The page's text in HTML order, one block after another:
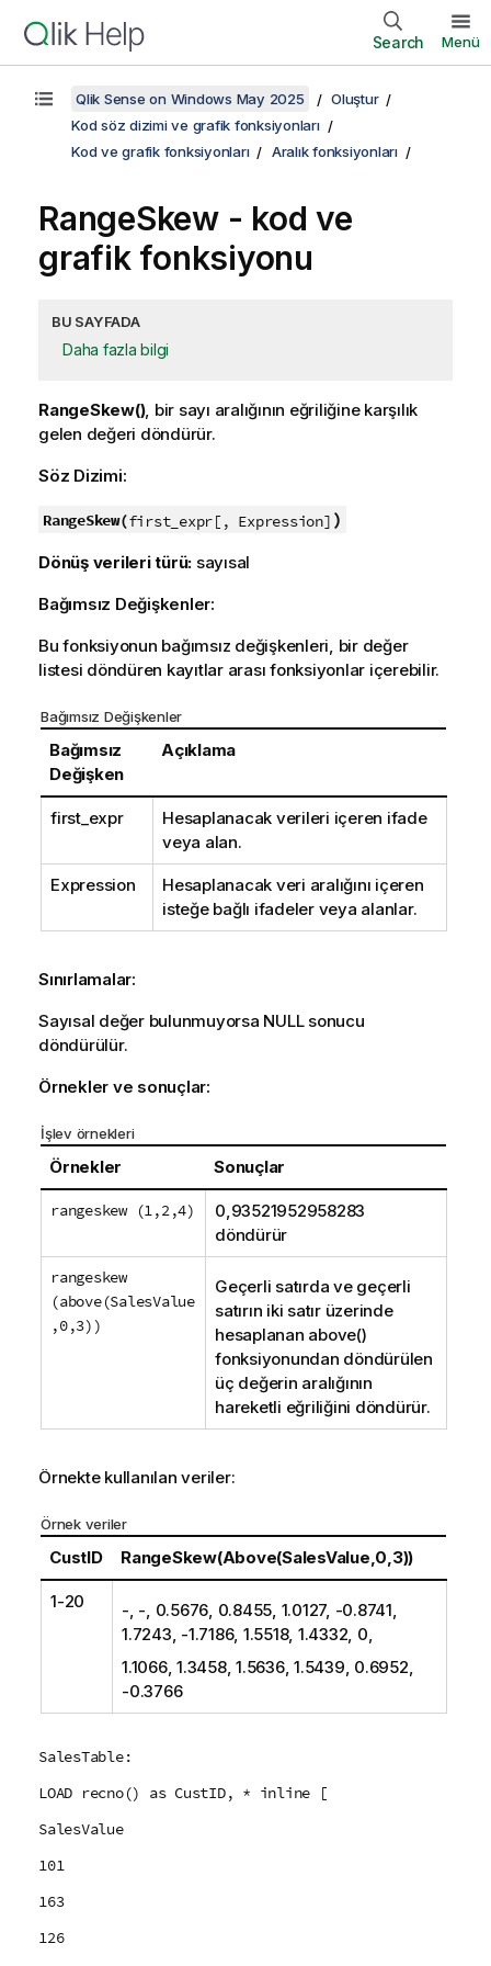
Search Menü
Qlik Sense on Windows May 2025
Oluştur
Kod söz dizimi ve grafik fonksiyonları
Kod ve grafik fonksiyonları
Aralık fonksiyonları
RangeSkew- kod ve
grafik fonksiyonu
BU SAYFADA
Daha fazla bilgi
RangeSkew(), bir sayı aralığının eğriliğine karşılık
gelen değeri döndürür.
Söz Dizimi:
RangeSkew(first_expr[, Expression] )
Dönüş verileri türü: sayısal
Bağımsız Değişkenler:
Bu fonksiyonun bağımsız değişkenleri, bir değer
listesi döndüren kayıtlar arası fonksiyonlar içerebilir.
Bağımsız Değişkenler
Bağımsız
Değişken
Açıklama
first_expr
Hesaplanacak verileri içeren ifade
veya alan.
Expression
Hesaplanacak veri aralığını içeren
isteğe bağlı ifadeler veya alanlar.
Sınırlamalar:
Sayısal değer bulunmuyorsa NULLsonucu
döndürülür.
Örnekler ve sonuçlar:
İşlev örnekleri
Örnekler Sonuçlar
rangeskew (1,2,4)
0,93521952958283
döndürür
rangeskew
(above(SalesValue
,0,3))
Geçerli satırda ve geçerli
satırın iki satır üzerinde
hesaplanan above()
fonksiyonundan döndürülen
üç değerin aralığının
hareketli eğriliğini döndürür.
Örnekte kullanılan veriler:
Örnek veriler
CustID RangeSkew(Above(SalesValue,0,3))
1-20
-, -, 0.5676, 0.8455, 1.0127, -0.8741,
1.7243, -1.7186, 1.5518, 1.4332, 0,
1.1066, 1.3458, 1.5636, 1.5439, 0.6952,
-0.3766
SalesTable:
LOAD recno() as CustID, * inline [
SalesValue
101
163
126